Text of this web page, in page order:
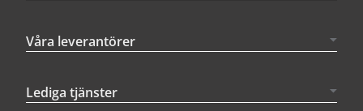
Våra leverantörer
Lediga tjänster